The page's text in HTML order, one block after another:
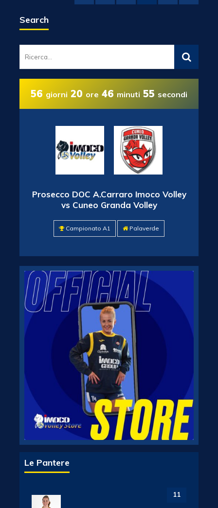
Search
56 giorni 20 ore 46 minuti 54 secondi
Prosecco DOC A.Carraro Imoco Volley
vs Cuneo Granda Volley
Campionato A1 Palaverde
Le Pantere
11